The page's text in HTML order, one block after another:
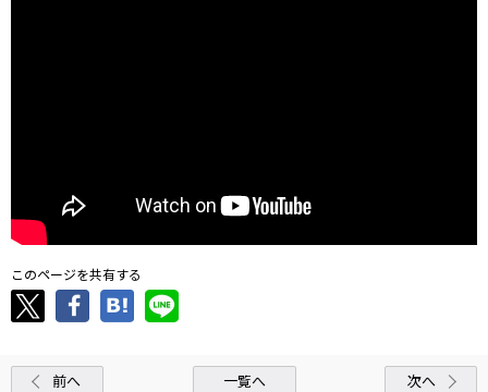
このページを共有する
前へ 一覧へ 次へ